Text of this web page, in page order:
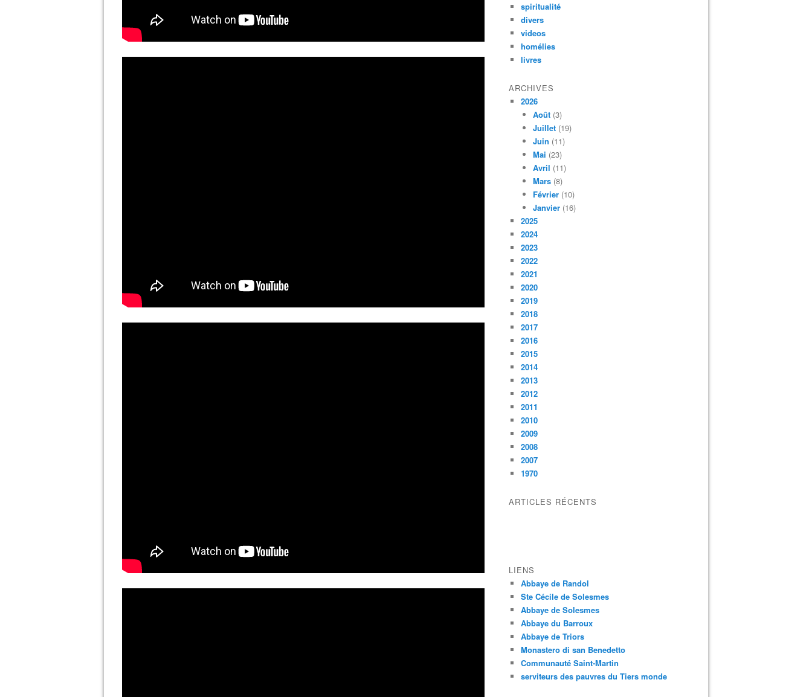
spiritualité
divers
videos
homélies
livres
ARCHIVES
2026
Août (3)
Juillet (19)
Juin (11)
Mai (23)
Avril (11)
Mars (8)
Février (10)
Janvier (16)
2025
2024
2023
2022
2021
2020
2019
2018
2017
2016
2015
2014
2013
2012
2011
2010
2009
2008
2007
1970
ARTICLES RÉCENTS
LIENS
Abbaye de Randol
Ste Cécile de Solesmes
Abbaye de Solesmes
Abbaye du Barroux
Abbaye de Triors
Monastero di san Benedetto
Communauté Saint-Martin
serviteurs des pauvres du Tiers monde